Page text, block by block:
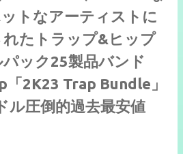
トなアーティストに
たトラップ&ヒップ
ック25製品バンド
2K23 Trap Bundle」
ル圧倒的過去最安値